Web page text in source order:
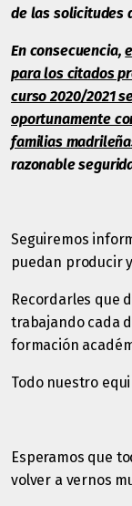
de las solicitudes
En consecuencia,
para los citados
curso 2020/2021
oportunamente
familias
razonable
Seguiremos
puedan producir
Recordarles que
trabajando cada
formación
Todo nuestro
Esperamos que
volver a vernos